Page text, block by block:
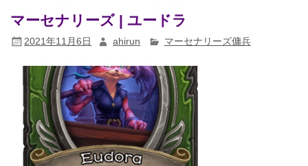
マーセナリーズ | ユードラ
2021年11月6日 ahirun マーセナリーズ傭兵